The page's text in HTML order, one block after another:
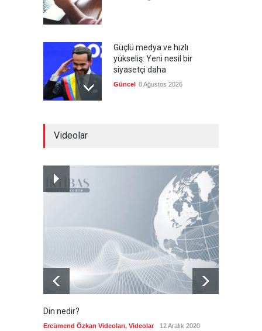
Güçlü medya ve hızlı
yükseliş: Yeni nesil bir
siyasetçi daha
Güncel 8 Ağustos 2026
Kolombiya, solcu Petro'nun
yerine aşırı sağcı Espriella'yı
Güncel 8 Ağustos 2026
Videolar
Din nedir?
Ercümend Özkan Videoları, Videolar 12 Aralık 2020